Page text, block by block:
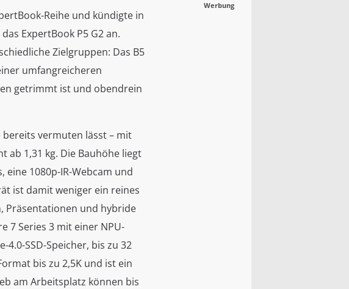
Werbung
Reihe und kündigte in
ExpertBook P5 G2 an.
Zielgruppen: Das B5
umfangreicheren
getrimmt ist und obendrein
bereits vermuten lässt – mit
ab 1,31 kg. Die Bauhöhe liegt
1080p-IR-Webcam und
ist damit weniger ein reines
Präsentationen und hybride
7 Series 3 mit einer NPU-
4.0-SSD-Speicher, bis zu 32
bis zu 2,5K und ist ein
am Arbeitsplatz können bis